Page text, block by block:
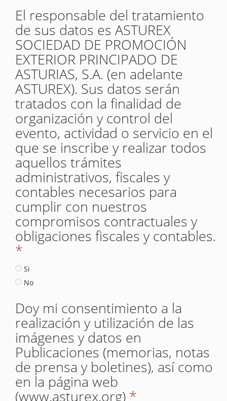
El responsable del tratamiento
de sus datos es ASTUREX
SOCIEDAD DE PROMOCIÓN
EXTERIOR PRINCIPADO DE
ASTURIAS, S.A. (en adelante
ASTUREX). Sus datos serán
tratados con la finalidad de
organización y control del
evento, actividad o servicio en el
que se inscribe y realizar todos
aquellos trámites
administrativos, fiscales y
contables necesarios para
cumplir con nuestros
compromisos contractuales y
obligaciones fiscales y contables.
*
Si
No
Doy mi consentimiento a la
realización y utilización de las
imágenes y datos en
Publicaciones (memorias, notas
de prensa y boletines), así como
en la página web
(www.asturex.org) *